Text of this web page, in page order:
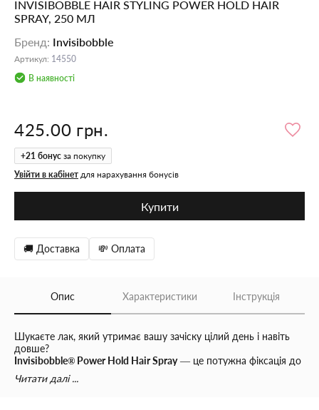
INVISIBOBBLE HAIR STYLING POWER HOLD HAIR
SPRAY, 250 МЛ
Бренд: Invisibobble
Артикул: 14550
В наявності
425.00 грн.
+21 бонус за покупку
Увійти в кабінет для нарахування бонусів
Купити
🚚 Доставка 💸 Оплата
Опис Характеристики Інструкція
Шукаєте лак, який утримає вашу зачіску цілий день і навіть
довше?
Invisibobble® Power Hold Hair Spray— це потужна фіксація до
48 годин
, легкість без склеювання та турбота про волосся
завдяки унікальному комплексу
Читати далі ...